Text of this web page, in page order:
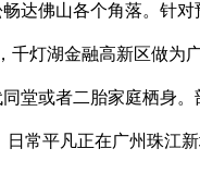
达佛山各个角落。针
千灯湖金融高新区做为
堂或者二胎家庭栖身
日常平凡正在广州珠江